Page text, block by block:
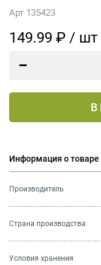
Арт 135423
149.99 ₽ / шт
В
Информация о товаре
Производитель
Страна производства
Условия хранения